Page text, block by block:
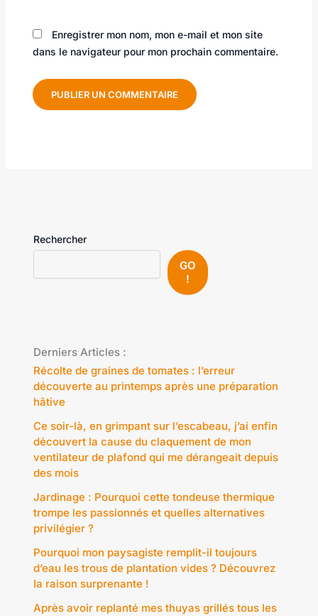
Enregistrer mon nom, mon e-mail et mon site
dans le navigateur pour mon prochain commentaire.
Rechercher
GO
!
Derniers Articles :
Récolte de graines de tomates : l’erreur
découverte au printemps après une préparation
hâtive
Ce soir-là, en grimpant sur l’escabeau, j’ai enfin
découvert la cause du claquement de mon
ventilateur de plafond qui me dérangeait depuis
des mois
Jardinage : Pourquoi cette tondeuse thermique
trompe les passionnés et quelles alternatives
privilégier ?
Pourquoi mon paysagiste remplit-il toujours
d’eau les trous de plantation vides ? Découvrez
la raison surprenante !
Après avoir replanté mes thuyas grillés tous les